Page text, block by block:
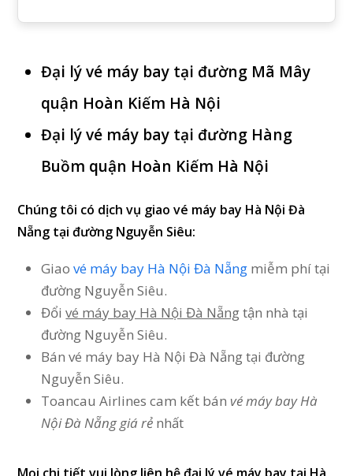
Đại lý vé máy bay tại đường Mã Mây
quận Hoàn Kiếm Hà Nội
Đại lý vé máy bay tại đường Hàng
Buồm quận Hoàn Kiếm Hà Nội
Chúng tôi có dịch vụ giao vé máy bay Hà Nội Đà
Nẵng tại đường Nguyễn Siêu:
Giaové máy bay Hà Nội Đà Nẵng miễm phí tại
đường Nguyễn Siêu.
Đổivé máy bay Hà Nội Đà Nẵngtận nhà tại
đường Nguyễn Siêu.
Bán vé máy bay Hà Nội Đà Nẵng tại đường
Nguyễn Siêu.
Toancau Airlines cam kết bán vé máy bay Hà
Nội Đà Nẵng giá rẻ nhất